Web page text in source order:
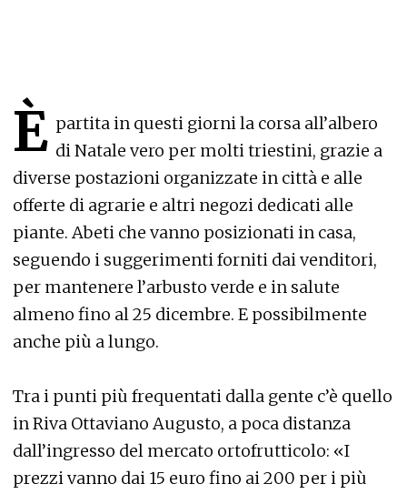
È partita in questi giorni la corsa all’albero
di Natale vero per molti triestini, grazie a
diverse postazioni organizzate in città e alle
offerte di agrarie e altri negozi dedicati alle
piante. Abeti che vanno posizionati in casa,
seguendo i suggerimenti forniti dai venditori,
per mantenere l’arbusto verde e in salute
almeno fino al 25 dicembre. E possibilmente
anche più a lungo.
Tra i punti più frequentati dalla gente c’è quello
in Riva Ottaviano Augusto, a poca distanza
dall’ingresso del mercato ortofrutticolo: «I
prezzi vanno dai 15 euro fino ai 200 per i più